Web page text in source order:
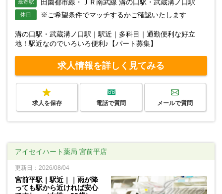
最寄駅 田園都市線・ＪＲ南武線 溝の口駅・武蔵溝ノ口駅
休日 ※ご希望条件でマッチするかご確認いたします
溝の口駅・武蔵溝ノ口駅｜駅近｜多科目｜通勤便利な好立
地！駅近なのでいろいろ便利♪【パート募集】
求人情報を詳しく見てみる
求人を保存 電話で質問 メールで質問
アイセイハート薬局 宮前平店
更新日：2026/08/04
宮前平駅｜駅近｜｜雨が降
っても駅から近ければ安心